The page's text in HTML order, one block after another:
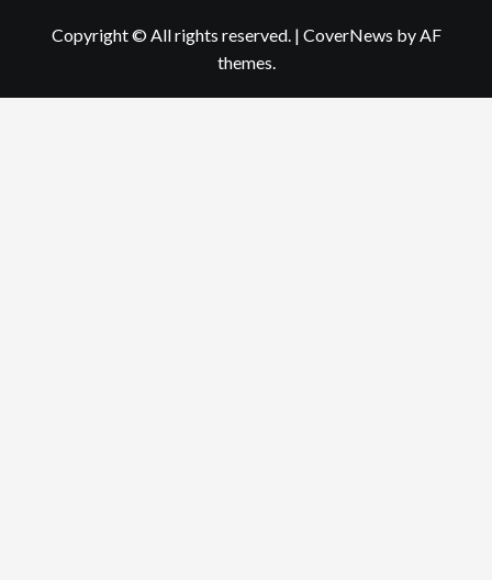
Copyright © All rights reserved. | CoverNews by AF
themes.